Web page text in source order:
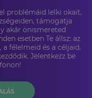
problémáid lelki okait,
támogatja
akár önismereted
esetben Te állsz: az
félelmeid és a céljaid.
Jelentkezz be